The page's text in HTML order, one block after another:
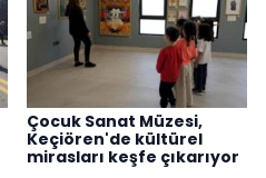
Çocuk Sanat Müzesi,
Keçiören'de kültürel
mirasları keşfe çıkarıyor